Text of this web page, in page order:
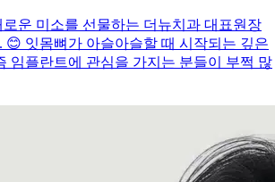
운 미소를 선물하는 더뉴치과 대표원장
😊 잇몸뼈가 아슬아슬할 때 시작되는 깊은
임플란트에 관심을 가지는 분들이 부쩍 많